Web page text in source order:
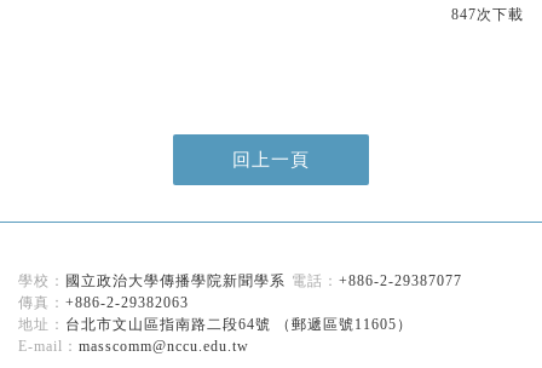
847次下載
回上一頁
國立政治大學傳播學院新聞學系
+886-2-29387077
+886-2-29382063
台北市文山區指南路二段64號 （郵遞區號11605）
masscomm@nccu.edu.tw